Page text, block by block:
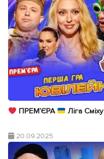
ПРЕМ’ЄРА Ліга
20.09.2025